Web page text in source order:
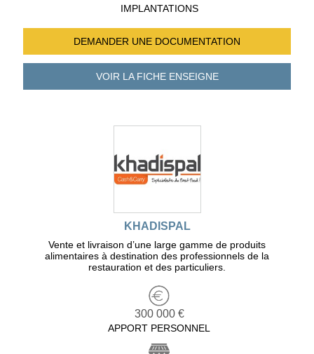
IMPLANTATIONS
DEMANDER UNE DOCUMENTATION
VOIR LA FICHEENSEIGNE
KHADISPAL
Vente et livraison d’une large gamme de produits
alimentaires à destination des professionnels de la
restauration et des particuliers.
300 000 €
APPORT PERSONNEL